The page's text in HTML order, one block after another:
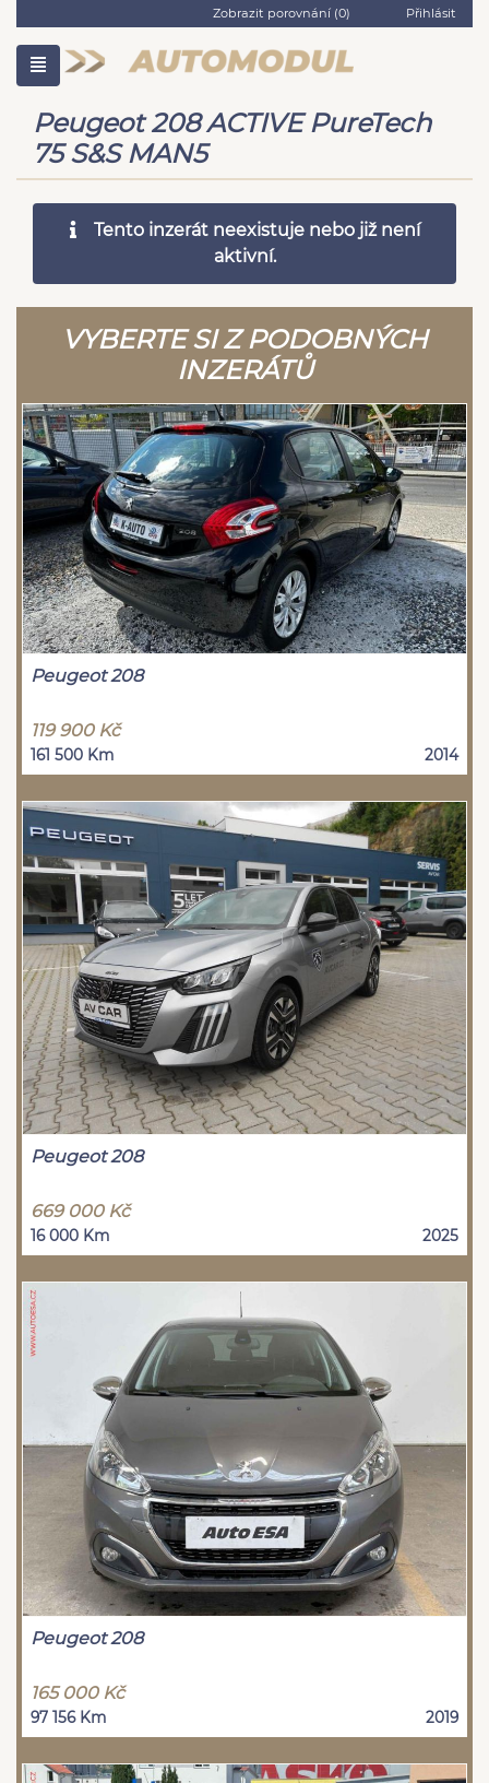
Zobrazit porovnání (0) Přihlásit
Peugeot 208 ACTIVE PureTech
75 S&S MAN5
Tento inzerát neexistuje nebo již není
aktivní.
VYBERTE SI Z PODOBNÝCH
INZERÁTŮ
Peugeot 208
119 900 Kč
161 500 Km 2014
Peugeot 208
669 000 Kč
16 000 Km 2025
Peugeot 208
165 000 Kč
97 156 Km 2019